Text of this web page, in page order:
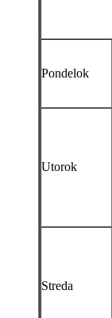
Pondelok
Utorok
Streda